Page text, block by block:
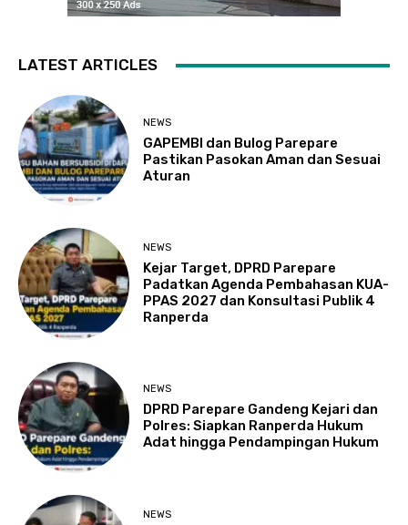
LATEST ARTICLES
NEWS
GAPEMBI dan Bulog Parepare
Pastikan Pasokan Aman dan Sesuai
Aturan
NEWS
Kejar Target, DPRD Parepare
Padatkan Agenda Pembahasan KUA-
PPAS 2027 dan Konsultasi Publik 4
Ranperda
NEWS
DPRD Parepare Gandeng Kejari dan
Polres: Siapkan Ranperda Hukum
Adat hingga Pendampingan Hukum
NEWS